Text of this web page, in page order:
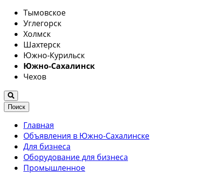
Тымовское
Углегорск
Холмск
Шахтерск
Южно-Курильск
Южно-Сахалинск
Чехов
Поиск
Главная
Объявления в Южно-Сахалинске
Для бизнеса
Оборудование для бизнеса
Промышленное